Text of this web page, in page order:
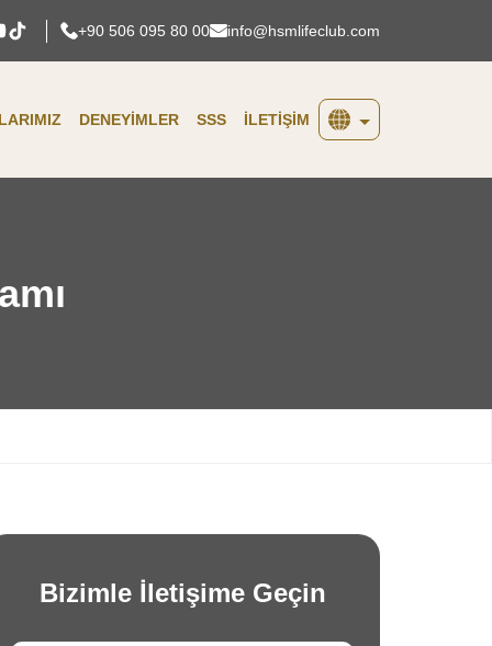
+90 506 095 80 00 info@hsmlifeclub.com
DENEYIMLER SSS İLETIŞIM
Bizimle İletişime Geçin